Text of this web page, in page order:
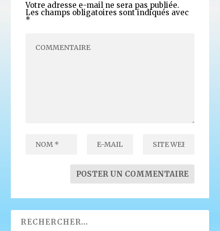
Votre adresse e-mail ne sera pas publiée.
Les champs obligatoires sont indiqués avec
*